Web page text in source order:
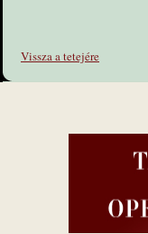
Vissza a tetejére